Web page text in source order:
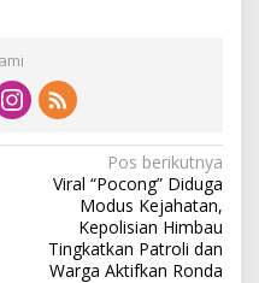
Pos berikutnya
Viral “Pocong” Diduga
Modus Kejahatan,
Kepolisian Himbau
Tingkatkan Patroli dan
Warga Aktifkan Ronda